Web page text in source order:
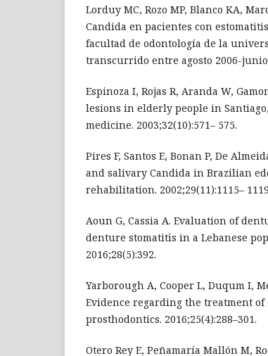
Lorduy MC, Rozo MP, Blanco KA,
Candida en pacientes con
facultad de odontología de la
transcurrido entre agosto 2006-junio
Espinoza I, Rojas R, Aranda W,
lesions in elderly people in
medicine. 2003;32(10):571– 575.
Pires F, Santos E, Bonan P, De
and salivary Candida in Brazilian
rehabilitation. 2002;29(11):1115–
Aoun G, Cassia A. Evaluation of
denture stomatitis in a Lebanese
2016;28(5):392.
Yarborough A, Cooper L, Duqum I,
Evidence regarding the treatment
prosthodontics. 2016;25(4):288–301.
Otero Rey E, Peñamaría Mallón M,